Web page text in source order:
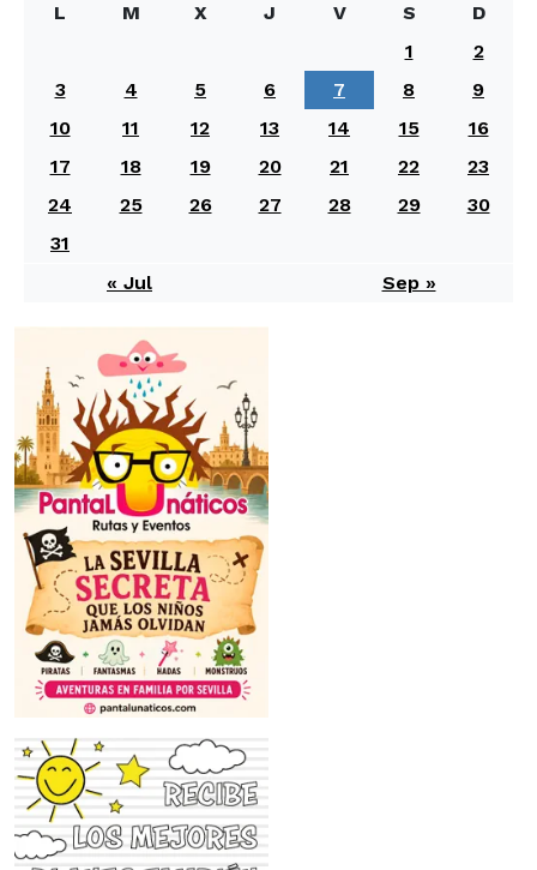
L
M X J V S
D
1
2
3
4 5 6 7 8
9
10
11 12 13 14 15
16
17
18 19 20 21 22
23
24
25 26 27 28 29
30
31
« Jul
Sep »